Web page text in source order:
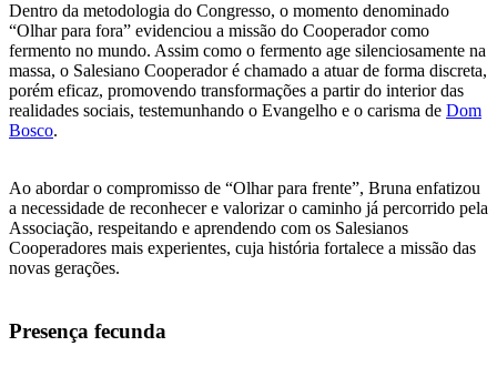
Dentro da metodologia do Congresso, o momento denominado
“Olhar para fora” evidenciou a missão do Cooperador como
fermento no mundo. Assim como o fermento age silenciosamente na
massa, o Salesiano Cooperador é chamado a atuar de forma discreta,
porém eficaz, promovendo transformações a partir do interior das
realidades sociais, testemunhando o Evangelho e o carisma de Dom
Bosco.
Ao abordar o compromisso de “Olhar para frente”, Bruna enfatizou
a necessidade de reconhecer e valorizar o caminho já percorrido pela
Associação, respeitando e aprendendo com os Salesianos
Cooperadores mais experientes, cuja história fortalece a missão das
novas gerações.
Presença fecunda